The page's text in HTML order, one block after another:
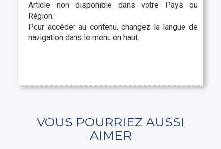
Article non disponible dans votre Pays ou
Région.
Pour accéder au contenu, changez la langue de
navigation dans le menu en haut.
VOUS POURRIEZ AUSSI
AIMER